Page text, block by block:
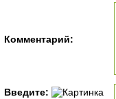
Комментарий:
Введите: